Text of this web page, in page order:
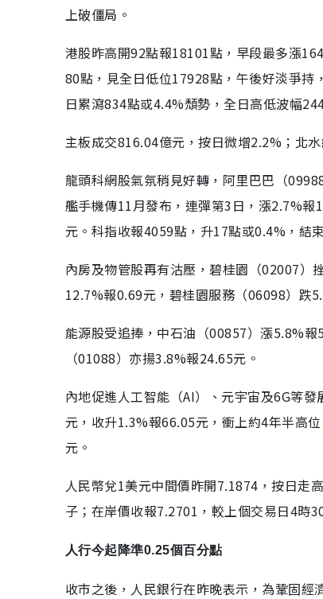
上破僵局。
港股昨高開92點報18101點，早段最多漲
80點，見全日低位17928點，午後好淡爭
日累瀉834點或4.4%頹勢，全日高低波幅
主板成交816.04億元，按日微增2.2%；北
龍頭科網股氣氛稍見好轉，阿里巴巴（
艦手機傳11月發布，連彈第3日，漲2.7%
元。科指收報4059點，升17點或0.4%，結
內房及物管股再有沽壓，碧桂園（02007
12.7%報0.69元，碧桂園服務（06098）跌
能源股受追捧，中石油（00857）漲5.8%
（01088）亦揚3.8%報24.65元。
內地促進人工智能（AI）、元宇宙及6G等
元，收升1.3%報66.05元，衝上約4年半高
元。
人民幣兌1美元中間價昨開7.1874，按日走
子；在岸價收報7.2701，較上個交易日4時
人行今起降準0.25個百分點
收市之後，人民銀行在昨晚表示，為鞏固